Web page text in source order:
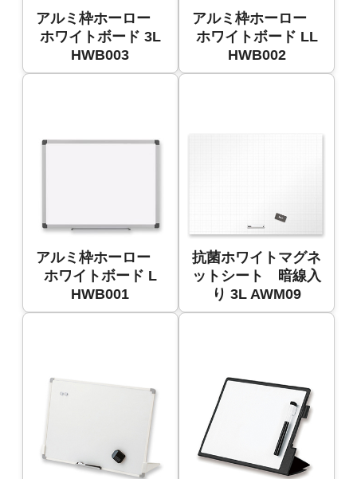
アルミ枠ホーロー
ホワイトボード 3L
HWB003
アルミ枠ホーロー
ホワイトボード LL
HWB002
アルミ枠ホーロー
ホワイトボード L
HWB001
抗菌ホワイトマグネ
ットシート 暗線入
り 3L AWM09